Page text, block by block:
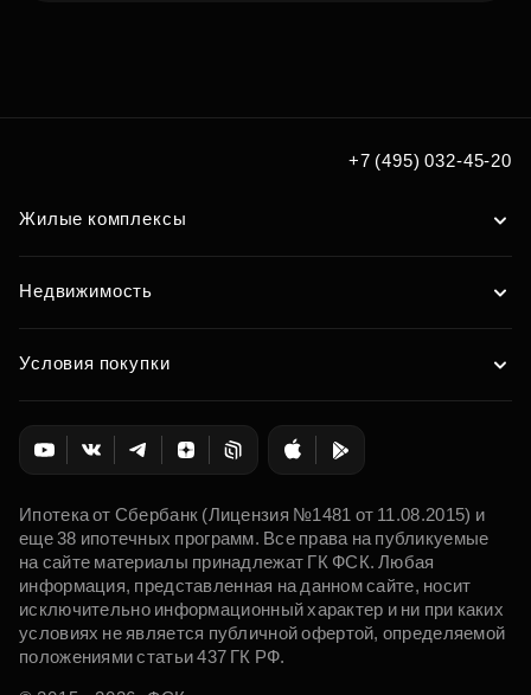
+7 (495) 032-45-20
Жилые комплексы
Недвижимость
Условия покупки
Ипотека от Сбербанк (Лицензия №1481 от 11.08.2015) и
еще 38 ипотечных программ. Все права на публикуемые
на сайте материалы принадлежат ГК ФСК. Любая
информация, представленная на данном сайте, носит
исключительно информационный характер и ни при каких
условиях не является публичной офертой, определяемой
положениями статьи 437 ГК РФ.